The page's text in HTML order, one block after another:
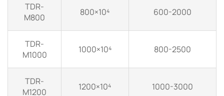
TDR-
M800
800×10⁴ 600-2000
TDR-
M1000
1000×10⁴ 800-2500
TDR-
M1200
1200×10⁴ 1000-3000